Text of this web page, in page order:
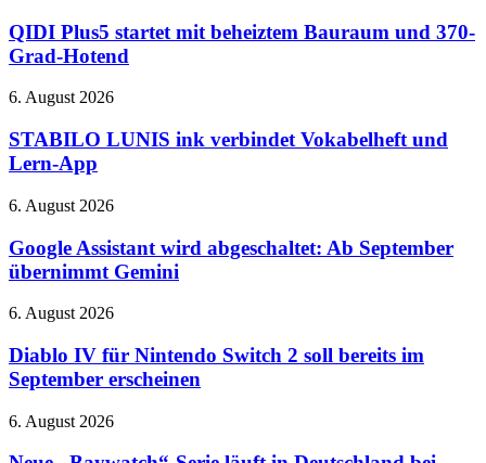
27.
August
–
Netflix
startet
mit
beheiztem
und
Grad-
Hotend
QIDI Plus5 startet mit beheiztem Bauraum und 370-
Grad-Hotend
STABILO
ink
verbindet
Vokabelheft
Lern-
6. August 2026
STABILO LUNIS ink verbindet Vokabelheft und
Lern-App
Google
wird
abgeschaltet:
Ab
übernimmt
6. August 2026
Google Assistant wird abgeschaltet: Ab September
übernimmt Gemini
Diablo
für
Nintendo
Switch
soll
6. August 2026
Diablo IV für Nintendo Switch 2 soll bereits im
September erscheinen
Neue
Serie
6. August 2026